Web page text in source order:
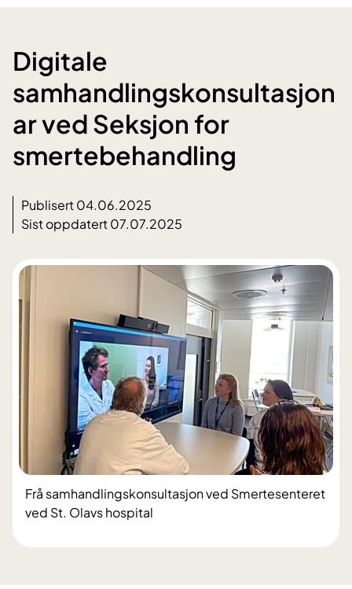
Digitale
samhandlingskonsultasjon
ar ved Seksjon for
smertebehandling
Publisert 04.06.2025
Sist oppdatert 07.07.2025
Frå samhandlingskonsultasjon ved Smertesenteret
ved St. Olavs hospital